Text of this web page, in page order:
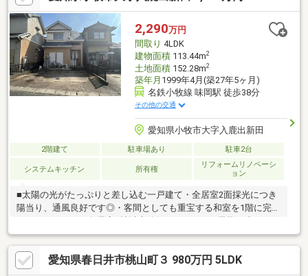
他：シロアリ防蟻処理《内装》・張替：クロス(全室)、CF(洗面
室・トイレ)・新調：洗面化粧台、トイレ(2ヵ所)、キッチン、浴
室、照明器具、TVモニターホン・その他：フロア材増張、ハウス
クリーニング 他
2,290万円
間取り 4LDK
建物面積113.44m2
土地面積152.28m2
築年月 1999年4月(築27年5ヶ月)
名鉄小牧線 味岡駅 徒歩38分
その他の交通
愛知県小牧市大字入鹿出新田
2階建て 駐車場あり 駐車2台
システムキッチン 所有権
リフォームリノベーシ
ョン
■太陽の光がたっぷりと差し込む一戸建て・全居室2面採光につき
陽当り、通風良好です◎・客間としても重宝する和室を1階に完備
っても広々お使いいただけます。・2階の納戸は家族みんなの荷物
や掃除道具等も収納しておくことができます♪■2018年7月室内一
部リフォーム済み・キッチン・クロス（全室）・下駄箱・フロー
リング（1階）■周辺環境・村中小学校 徒歩約10分・岩崎中学
愛知県春日井市桃山町３ 980万円 5LDK